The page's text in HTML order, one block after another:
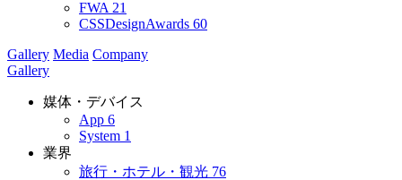
FWA 21
CSSDesignAwards 60
Gallery Media Company
Gallery
媒体・デバイス
App 6
System 1
業界
旅行・ホテル・観光 76